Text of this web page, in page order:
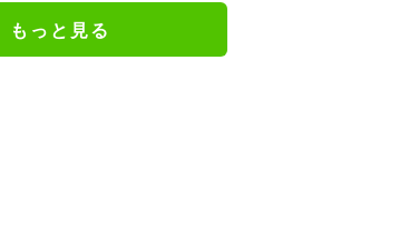
もっと見る